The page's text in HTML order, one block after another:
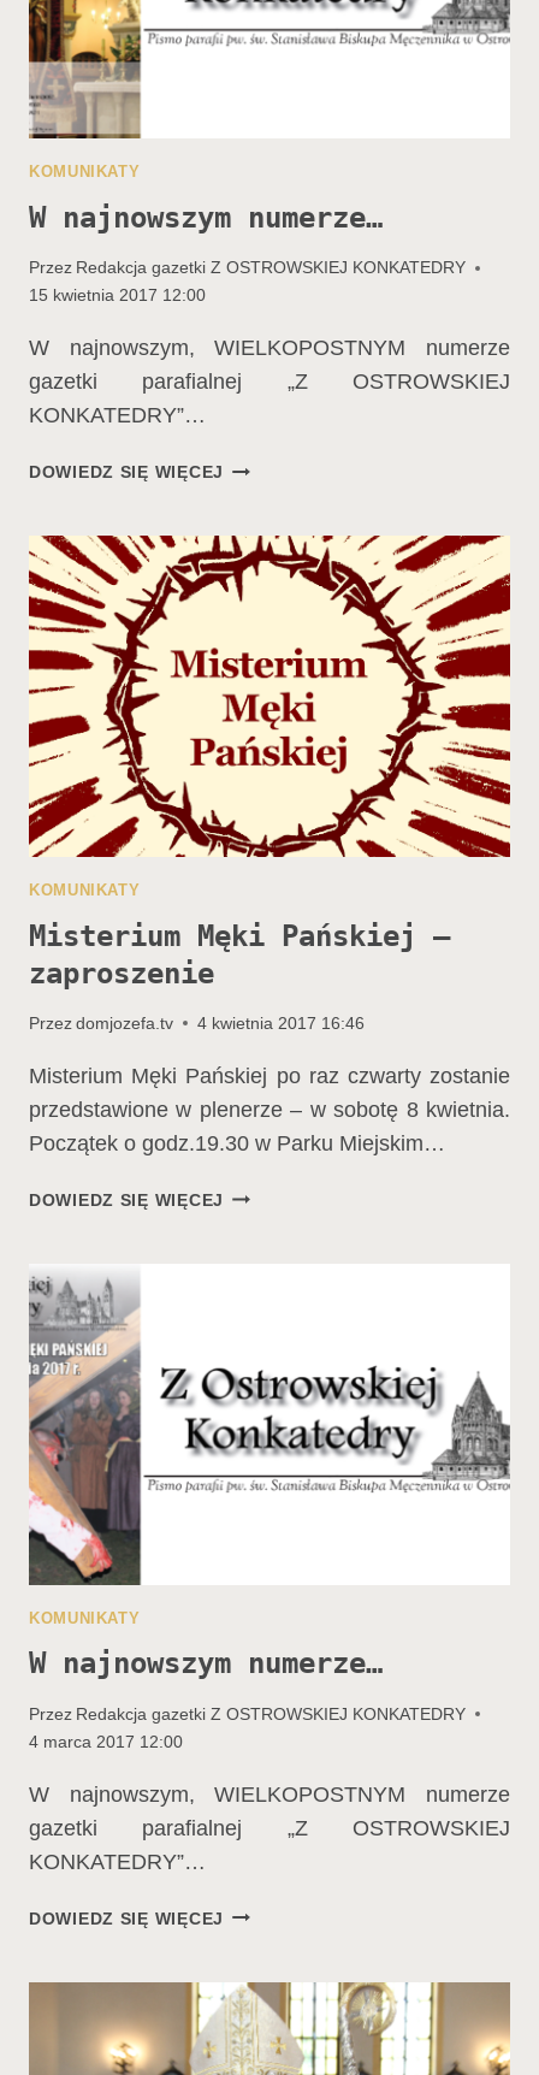
KOMUNIKATY
W najnowszym numerze…
Przez Redakcja gazetki Z OSTROWSKIEJ KONKATEDRY
15 kwietnia 2017 12:00
W najnowszym, WIELKOPOSTNYM numerze
gazetki parafialnej „Z OSTROWSKIEJ
KONKATEDRY”…
DOWIEDZ SIĘ WIĘCEJ W
KOMUNIKATY
Misterium Męki Pańskiej –
zaproszenie
Przezdomjozefa.tv 4 kwietnia 2017 16:46
Misterium Męki Pańskiej po raz czwarty zostanie
przedstawione w plenerze – w sobotę 8 kwietnia.
Początek o godz.19.30 w Parku Miejskim…
DOWIEDZ SIĘ WIĘCEJ MISTERIUM
KOMUNIKATY
W najnowszym numerze…
Przez Redakcja gazetki Z OSTROWSKIEJ KONKATEDRY
4 marca 2017 12:00
W najnowszym, WIELKOPOSTNYM numerze
gazetki parafialnej „Z OSTROWSKIEJ
KONKATEDRY”…
DOWIEDZ SIĘ WIĘCEJ W